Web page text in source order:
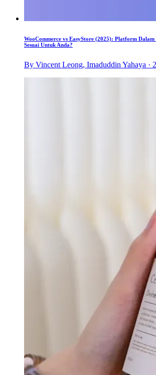
WooCommerce vs EasyStore (2025): Platform
Sesuai Untuk Anda?
By Vincent Leong, Imaduddin Yahaya ·